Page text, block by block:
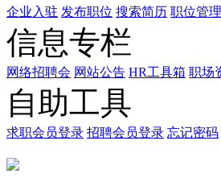
企业入驻 发布职位 搜索简历 职位管理
信息专栏
网络招聘会 网站公告 HR工具箱 职场
自助工具
求职会员登录 招聘会员登录 忘记密码